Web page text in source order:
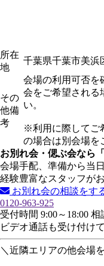
所在
地
千葉県千葉市美浜
その
他備
考
会場の利用可否を
会をご希望される
い。
※利用に際してご
の場合は別会場を
お別れ会・偲ぶ会なら「
会場手配、準備から当
経験豊富なスタッフが
お別れ会の相談をす
0120-963-925
受付時間 9:00～18:00 相
ビデオ通話も受け付け
＼近隣エリアの他会場